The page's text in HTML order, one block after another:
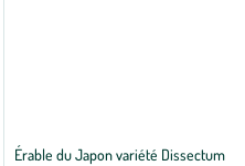
Érable du Japon variété Dissectum